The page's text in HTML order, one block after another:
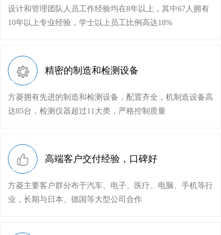
设计和管理团队人员工作经验均在8年以上，其中67人拥有
10年以上专业经验，学士以上员工比例高达18%
精密的制造和检测设备
方菱拥有先进的制造和检测设备，配置齐全，机制造设备高
达85台，检测仪器超过11大类，严格控制质量
高端客户交付经验，口碑好
方菱主要客户群分布于汽车、电子、医疗、电脑、手机等行
业，长期与日本、德国等大型公司合作